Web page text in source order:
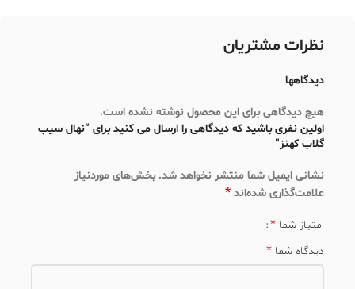
نظرات مشتریان
دیدگاهها
هیچ دیدگاهی برای این محصول نوشته نشده است.
اولین نفری باشید که دیدگاهی را ارسال می کنید برای “نهال سیب
گلاب کهنز”
نشانی ایمیل شما منتشر نخواهد شد. بخش‌های موردنیاز
علامت‌گذاری شده‌اند*
امتیاز شما*
دیدگاه شما*